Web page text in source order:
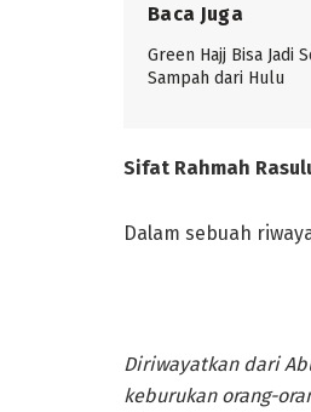
Baca Juga
Green Hajj Bisa Jadi
Sampah dari Hulu
Sifat Rahmah
Dalam sebuah
Diriwayatkan dari
keburukan orang-